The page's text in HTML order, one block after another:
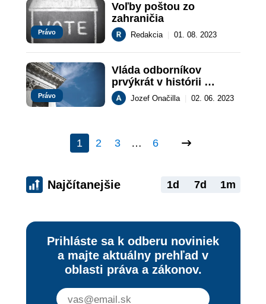
Právo
Voľby poštou zo
zahraničia
Redakcia 01. 08. 2023
Právo
Vláda odborníkov
prvýkrát v histórii
Slovenska
Jozef Onačilla 02. 06. 2023
1 2 3 … 6
Najčítanejšie 1d 7d 1m
Prihláste sa k odberu noviniek
a majte aktuálny prehľad v
oblasti práva a zákonov.